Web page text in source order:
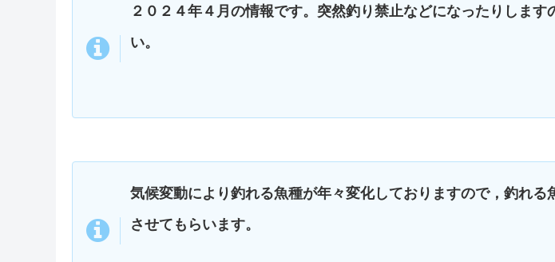
２０２４年４月の情報です。突然釣り禁止などになったりします
い。
気候変動により釣れる魚種が年々変化しておりますので，釣れる
させてもらいます。